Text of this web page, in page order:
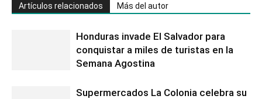
Artículos relacionados Más del autor
Honduras invade El Salvador para
conquistar a miles de turistas en la
Semana Agostina
Supermercados La Colonia celebra su